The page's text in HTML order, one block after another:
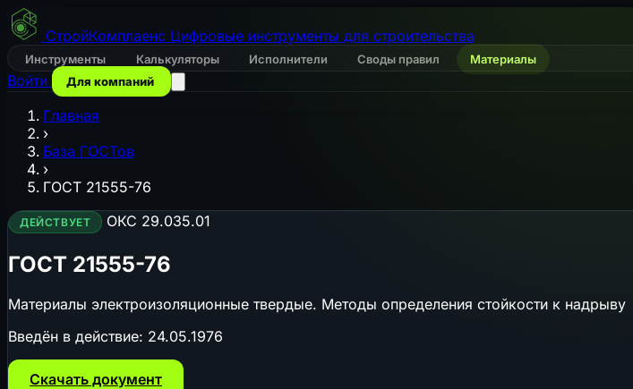
СтройКомплаенс Цифровые инструменты для строительства
Инструменты Калькуляторы Исполнители Своды правил Материалы
Войти Для компаний
Главная
›
База ГОСТов
›
ГОСТ 21555-76
ДЕЙСТВУЕТ ОКС 29.035.01
ГОСТ 21555-76
Материалы электроизоляционные твердые. Методы определения стойкости к надрыву
Введён в действие: 24.05.1976
Скачать документ